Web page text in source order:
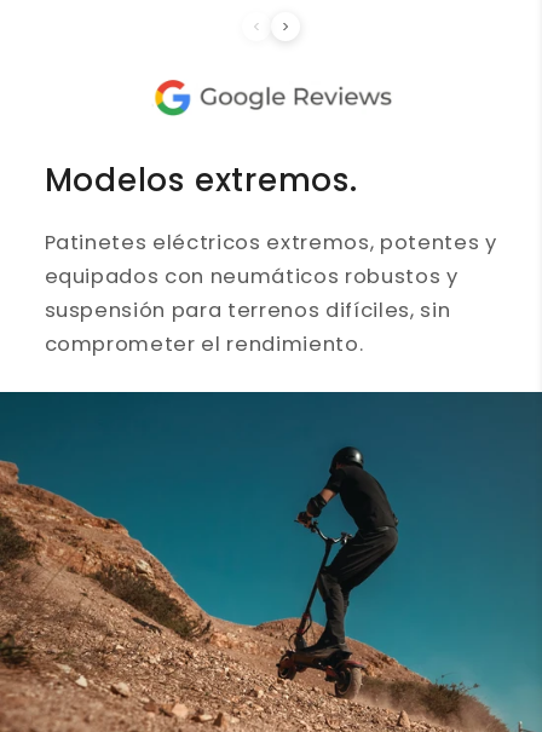
Modelos extremos.
Patinetes eléctricos extremos, potentes y
equipados con neumáticos robustos y
suspensión para terrenos difíciles, sin
comprometer el rendimiento.